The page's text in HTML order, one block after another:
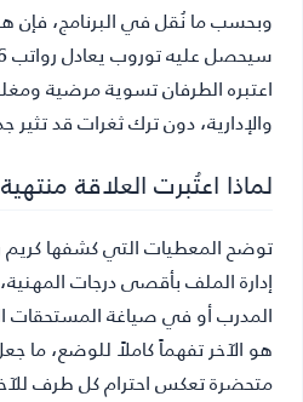
وبحسب ما نُقل في البرنامج، فإن
اعتبره الطرفان تسوية مرضية
والإدارية، دون ترك ثغرات قد تثير
لماذا اعتُبرت العلاقة
توضح المعطيات التي كشفها
إدارة الملف بأقصى درجات
المدرب أو في صياغة المستحقات
هو الآخر تفهماً كاملاً للوضع، ما
متحضرة تعكس احترام كل طرف